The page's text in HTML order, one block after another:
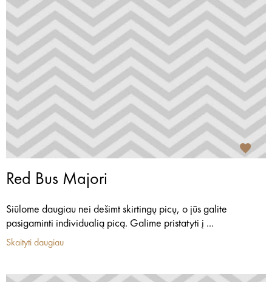
Red Bus Majori
Siūlome daugiau nei dešimt skirtingų picų, o jūs galite
pasigaminti individualią picą. Galime pristatyti į ...
Skaityti daugiau